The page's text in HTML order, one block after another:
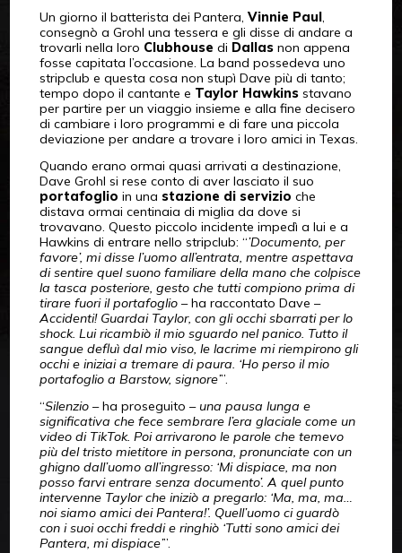
Un giorno il batterista dei Pantera, Vinnie Paul ,
consegnò a Grohl una tessera e gli disse di andare a
trovarli nella loro Clubhouse di Dallasnon appena
fosse capitata l’occasione. La band possedeva uno
stripclub e questa cosa non stupì Dave più di tanto;
tempo dopo il cantante e Taylor Hawkinsstavano
per partire per un viaggio insieme e alla fine decisero
di cambiare i loro programmi e di fare una piccola
deviazione per andare a trovare i loro amici in Texas.
Quando erano ormai quasi arrivati a destinazione,
Dave Grohl si rese conto di aver lasciato il suo
portafoglio in una stazione di servizio che
distava ormai centinaia di miglia da dove si
trovavano. Questo piccolo incidente impedì a lui e a
Hawkins di entrare nello stripclub: “’Documento, per
favore’, mi disse l’uomo all’entrata, mentre aspettava
di sentire quel suono familiare della mano che colpisce
la tasca posteriore, gesto che tutti compiono prima di
tirare fuori il portafoglio– ha raccontato Dave –
Accidenti! Guardai Taylor, con gli occhi sbarrati per lo
shock. Lui ricambiò il mio sguardo nel panico. Tutto il
sangue defluì dal mio viso, le lacrime mi riempirono gli
occhi e iniziai a tremare di paura. ‘Ho perso il mio
portafoglio a Barstow, signore’”.
“Silenzio– ha proseguito – una pausa lunga e
significativa che fece sembrare l’era glaciale come un
video di TikTok. Poi arrivarono le parole che temevo
più del tristo mietitore in persona, pronunciate con un
ghigno dall’uomo all’ingresso: ‘Mi dispiace, ma non
posso farvi entrare senza documento’. A quel punto
intervenne Taylor che iniziò a pregarlo: ‘Ma, ma, ma…
noi siamo amici dei Pantera!’. Quell’uomo ci guardò
con i suoi occhi freddi e ringhiò ‘Tutti sono amici dei
Pantera, mi dispiace’”.